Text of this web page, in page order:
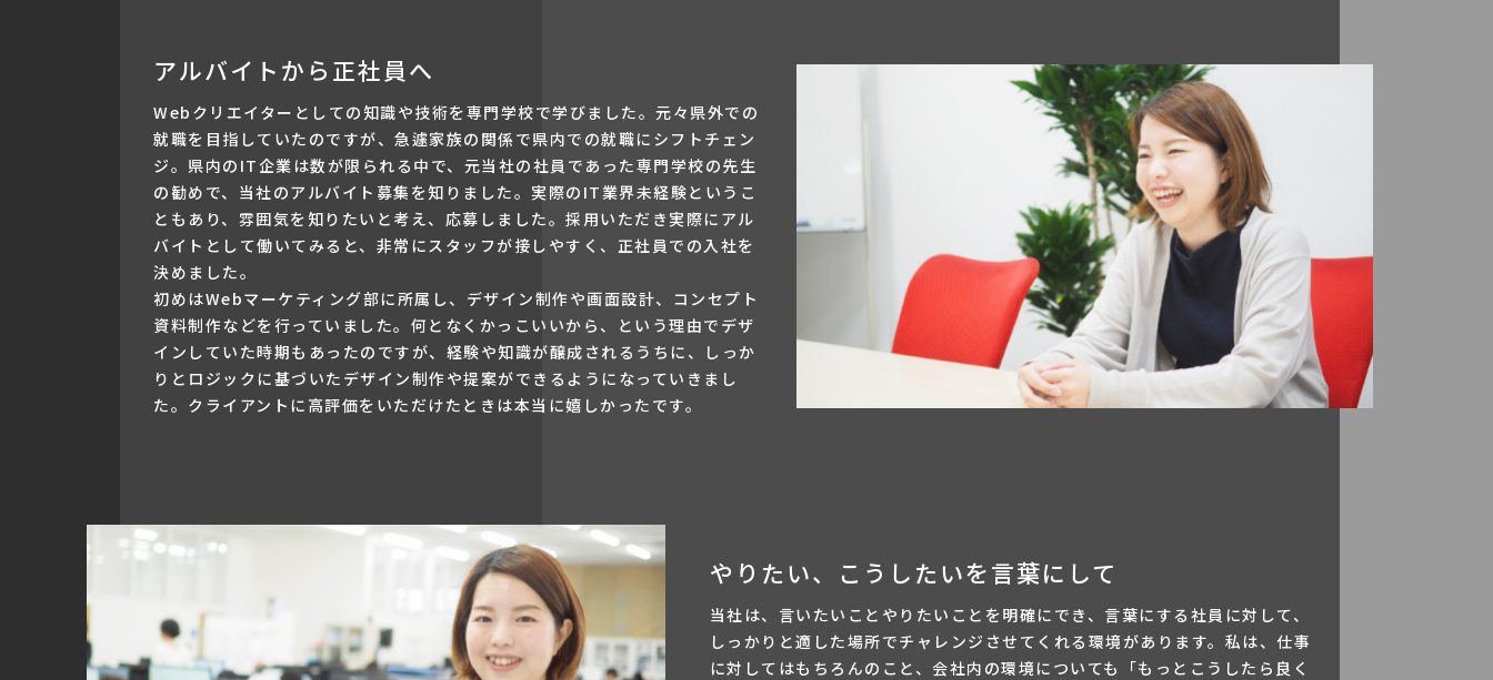
アルバイトから正社員へ
Webクリエイターとしての知識や技術を専門学校で学びました。元々県外での
就職を目指していたのですが、急遽家族の関係で県内での就職にシフトチェン
ジ。県内のIT企業は数が限られる中で、元当社の社員であった専門学校の先生
の勧めで、当社のアルバイト募集を知りました。実際のIT業界未経験というこ
ともあり、雰囲気を知りたいと考え、応募しました。採用いただき実際にアル
バイトとして働いてみると、非常にスタッフが接しやすく、正社員での入社を
決めました。
初めはWebマーケティング部に所属し、デザイン制作や画面設計、コンセプト
資料制作などを行っていました。何となくかっこいいから、という理由でデザ
インしていた時期もあったのですが、経験や知識が醸成されるうちに、しっか
りとロジックに基づいたデザイン制作や提案ができるようになっていきまし
た。クライアントに高評価をいただけたときは本当に嬉しかったです。
やりたい、こうしたいを言葉にして
当社は、言いたいことやりたいことを明確にでき、言葉にする社員に対して、
しっかりと適した場所でチャレンジさせてくれる環境があります。私は、仕事
に対してはもちろんのこと、会社内の環境についても「もっとこうしたら良く